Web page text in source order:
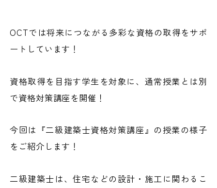
OCTでは将来につながる多彩な資格の取得をサポ
ートしています！
資格取得を目指す学生を対象に、通常授業とは別
で資格対策講座を開催！
今回は『二級建築士資格対策講座』の授業の様子
をご紹介します！
二級建築士は、住宅などの設計・施工に関わるこ